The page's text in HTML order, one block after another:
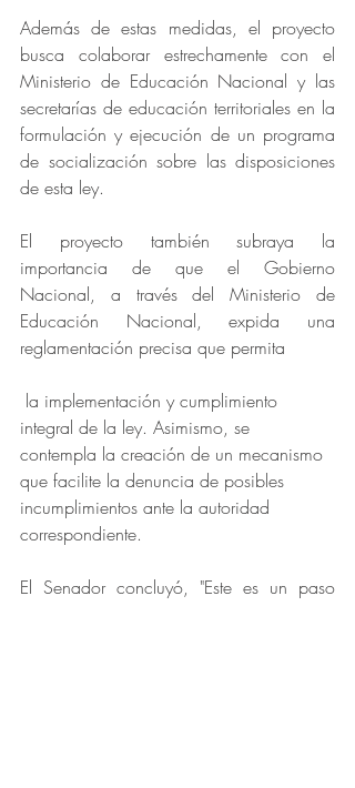
Además de estas medidas, el proyecto
busca colaborar estrechamente con el
Ministerio de Educación Nacional y las
secretarías de educación territoriales en la
formulación y ejecución de un programa
de socialización sobre las disposiciones
de esta ley.
El proyecto también subraya la
importancia de que el Gobierno
Nacional, a través del Ministerio de
Educación Nacional, expida una
reglamentación precisa que permita
integral de la ley. Asimismo, se
contempla la creación de un mecanismo
que facilite la denuncia de posibles
incumplimientos ante la autoridad
correspondiente.
El Senador concluyó, "Este es un paso